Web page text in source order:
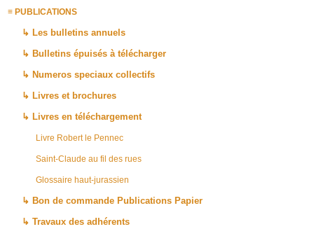
≡ PUBLICATIONS
↳ Les bulletins annuels
↳ Bulletins épuisés à télécharger
↳ Numeros speciaux collectifs
↳ Livres et brochures
↳ Livres en téléchargement
Livre Robert le Pennec
Saint-Claude au fil des rues
Glossaire haut-jurassien
↳ Bon de commande Publications Papier
↳ Travaux des adhérents